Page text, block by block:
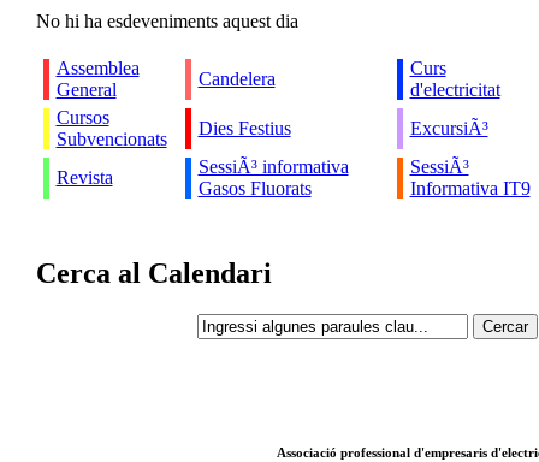
No hi ha esdeveniments aquest dia
Assemblea
General
Candelera
Curs
d'electricitat
Cursos
Subvencionats
Dies Festius ExcursiÃ³
Revista
SessiÃ³ informativa
Gasos Fluorats
SessiÃ³
Informativa IT9
Cerca al Calendari
Associació professional d'empresaris